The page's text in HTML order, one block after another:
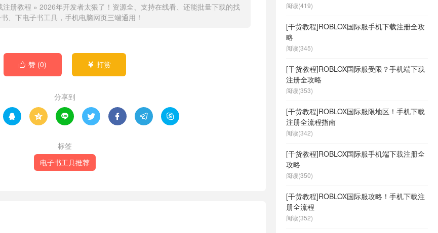
注册教程 » 2026年开发者太狠了！资源全、支持在线看、还能批量下载的找
、下电子书工具，手机电脑网页三端通用！
 赞 (0)  打赏
分享到
      
标签
电子书工具推荐
阅读(419)
[干货教程]ROBLOX国际服手机下载注册全攻
略
阅读(345)
[干货教程]ROBLOX国际服受限？手机端下载
注册全攻略
阅读(353)
[干货教程]ROBLOX国际服限地区！手机下载
注册全流程指南
阅读(342)
[干货教程]ROBLOX国际服手机端下载注册全
攻略
阅读(350)
[干货教程]ROBLOX国际服攻略！手机下载注
册全流程
阅读(352)